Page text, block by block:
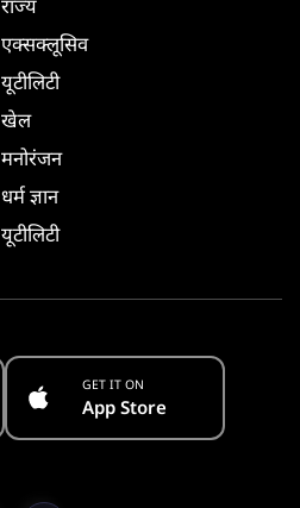
राज्य
एक्सक्लूसिव
यूटीलिटी
खेल
मनोरंजन
धर्म ज्ञान
यूटीलिटी
GET IT ON
App Store